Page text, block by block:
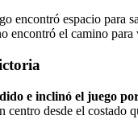
encontró espacio para
encontró el camino
e inclinó el juego
desde el